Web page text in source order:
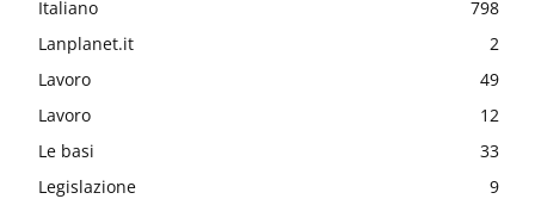
Italiano
798
Lanplanet.it
2
Lavoro
49
Lavoro
12
Le basi
33
Legislazione
9